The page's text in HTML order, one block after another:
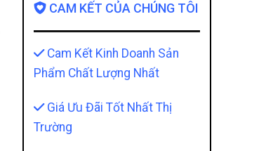
CAM KẾT CỦA CHÚNG TÔI
Cam Kết Kinh Doanh Sản
Phẩm Chất Lượng Nhất
Giá Ưu Đãi Tốt Nhất Thị
Trường